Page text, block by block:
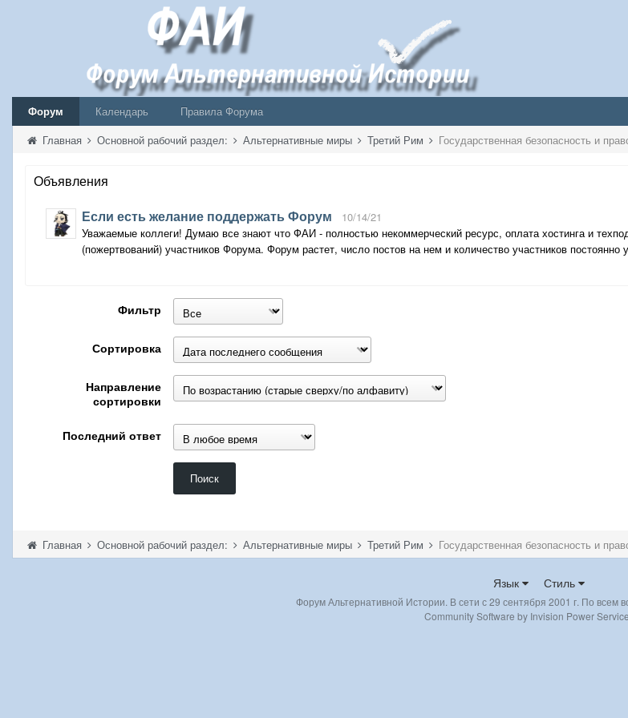
Форум Календарь
Правила Форума
Главная Основной рабочий раздел: Альтернативные миры Третий Рим
Объявления
Если есть желание поддержать Форум
10/14/21
Уважаемые коллеги! Думаю все знают что ФАИ - полностью некоммерческий ресурс, оплата хостинга и
(пожертвований) участников Форума. Форум растет, число постов на нем и количество участников
Фильтр
Сортировка
Направление
сортировки
Последний ответ
Поиск
Главная Основной рабочий раздел: Альтернативные миры Третий Рим
Язык Стиль
Форум Альтернативной Истории. В сети с 29 сентября 2001 г. По всем
Community Software by Invision Power